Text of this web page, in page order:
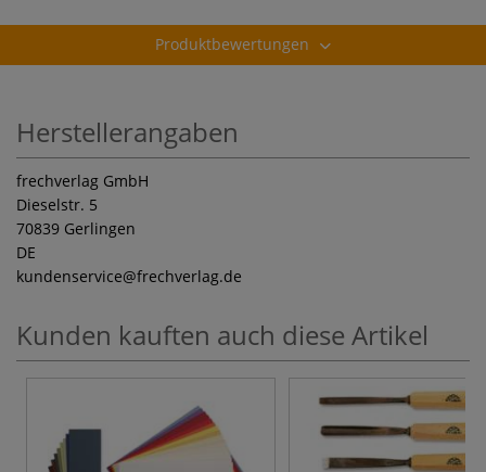
Produktbewertungen
Herstellerangaben
frechverlag GmbH
Dieselstr. 5
70839 Gerlingen
DE
kundenservice@frechverlag.de
Kunden kauften auch diese Artikel